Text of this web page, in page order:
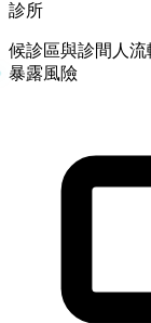
診所
候診區與診間人
暴露風險